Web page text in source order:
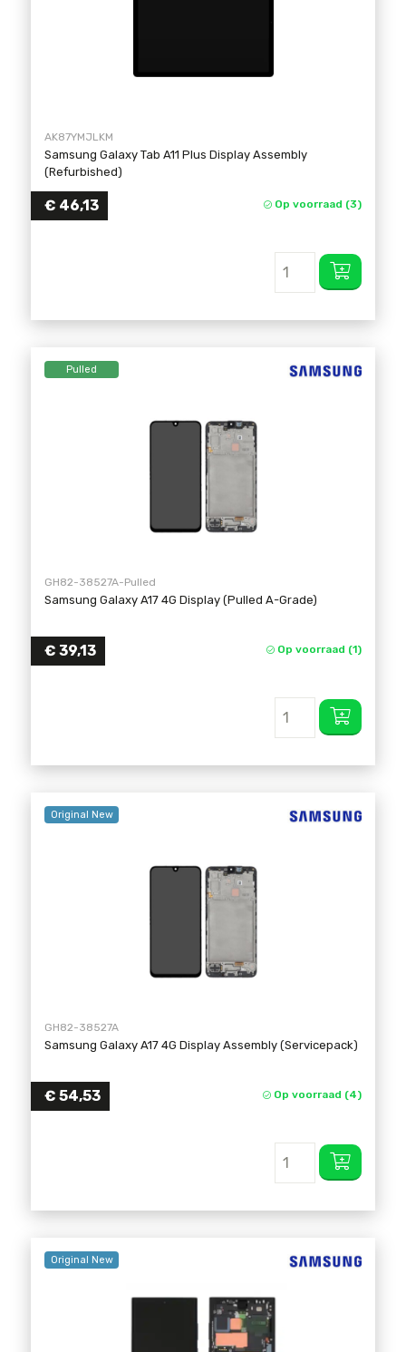
AK87YMJLKM
Samsung Galaxy Tab A11 Plus Display Assembly
(Refurbished)
€ 46,13 Op voorraad (3)
Pulled
GH82-38527A-Pulled
Samsung Galaxy A17 4G Display (Pulled A-Grade)
€ 39,13 Op voorraad (1)
Original New
GH82-38527A
Samsung Galaxy A17 4G Display Assembly (Servicepack)
€ 54,53 Op voorraad (4)
Original New